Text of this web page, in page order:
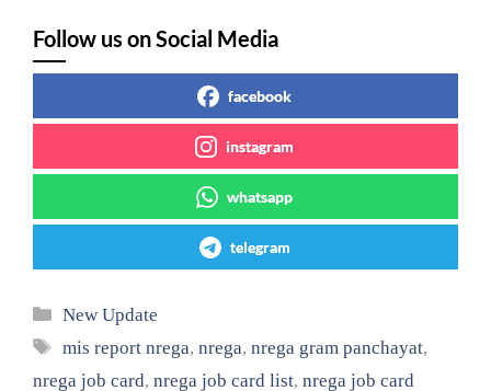
Follow us on Social Media
facebook
instagram
whatsapp
telegram
Categories
New Update
Tags
mis report nrega,nrega,nrega gram panchayat,
nrega job card, nrega job card list, nrega job card